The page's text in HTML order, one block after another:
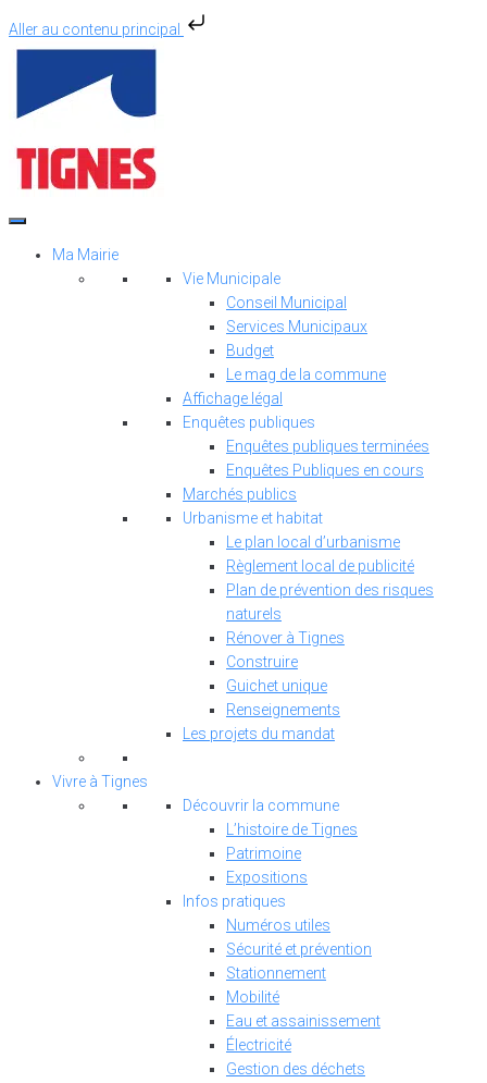
Aller au contenu principal
Aller
contenu
Ma Mairie
Vie Municipale
Conseil Municipal
Services Municipaux
Budget
Le mag de la commune
Affichage légal
Enquêtes publiques
Enquêtes publiques terminées
Enquêtes Publiques en cours
Marchés publics
Urbanisme et habitat
Le plan local d’urbanisme
Règlement local de publicité
Plan de prévention des risques
naturels
Rénover à Tignes
Construire
Guichet unique
Renseignements
Les projets du mandat
Vivre à Tignes
Découvrir la commune
L’histoire de Tignes
Patrimoine
Expositions
Infos pratiques
Numéros utiles
Sécurité et prévention
Stationnement
Mobilité
Eau et assainissement
Électricité
Gestion des déchets